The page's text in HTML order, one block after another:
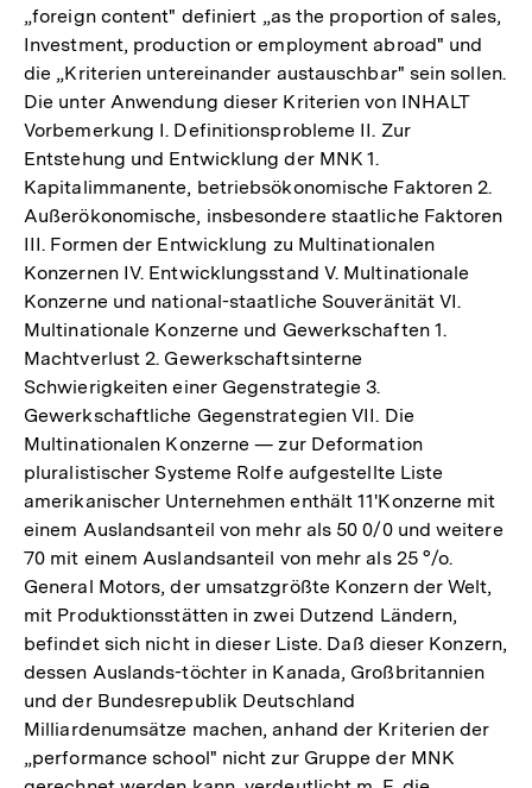
„foreign content" definiert „as the proportion of sales,
Investment, production or employment abroad" und
die „Kriterien untereinander austauschbar" sein sollen.
Die unter Anwendung dieser Kriterien von INHALT
Vorbemerkung I. Definitionsprobleme II. Zur
Entstehung und Entwicklung der MNK 1.
Kapitalimmanente, betriebsökonomische Faktoren 2.
Außerökonomische, insbesondere staatliche Faktoren
III. Formen der Entwicklung zu Multinationalen
Konzernen IV. Entwicklungsstand V. Multinationale
Konzerne und national-staatliche Souveränität VI.
Multinationale Konzerne und Gewerkschaften 1.
Machtverlust 2. Gewerkschaftsinterne
Schwierigkeiten einer Gegenstrategie 3.
Gewerkschaftliche Gegenstrategien VII. Die
Multinationalen Konzerne — zur Deformation
pluralistischer Systeme Rolfe aufgestellte Liste
amerikanischer Unternehmen enthält 11'Konzerne mit
einem Auslandsanteil von mehr als 50 0/0 und weitere
70 mit einem Auslandsanteil von mehr als 25 °/o.
General Motors, der umsatzgrößte Konzern der Welt,
mit Produktionsstätten in zwei Dutzend Ländern,
befindet sich nicht in dieser Liste. Daß dieser Konzern,
dessen Auslands-töchter in Kanada, Großbritannien
und der Bundesrepublik Deutschland
Milliardenumsätze machen, anhand der Kriterien der
„performance school" nicht zur Gruppe der MNK